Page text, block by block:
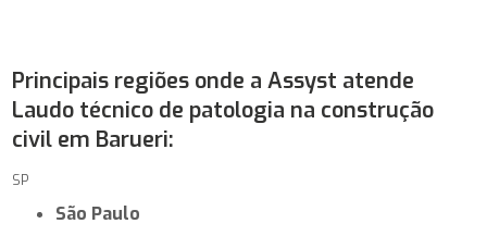
Principais regiões onde a Assyst atende
Laudo técnico de patologia na construção
civil em Barueri:
SP
São Paulo